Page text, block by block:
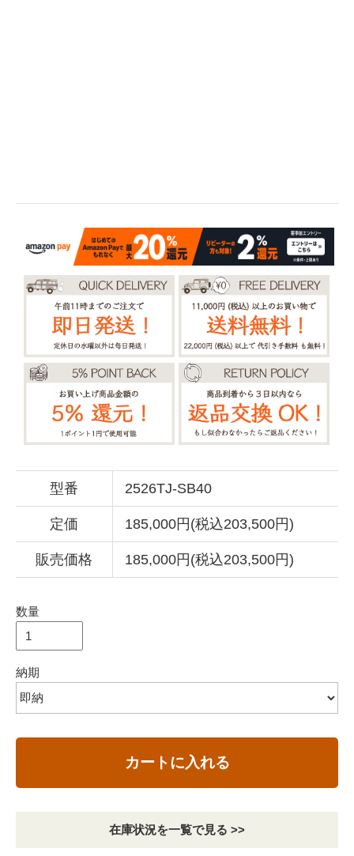
型番 2526TJ-SB40
定価 185,000円(税込203,500円)
販売価格 185,000円(税込203,500円)
数量
納期
カートに入れる
在庫状況を一覧で見る >>